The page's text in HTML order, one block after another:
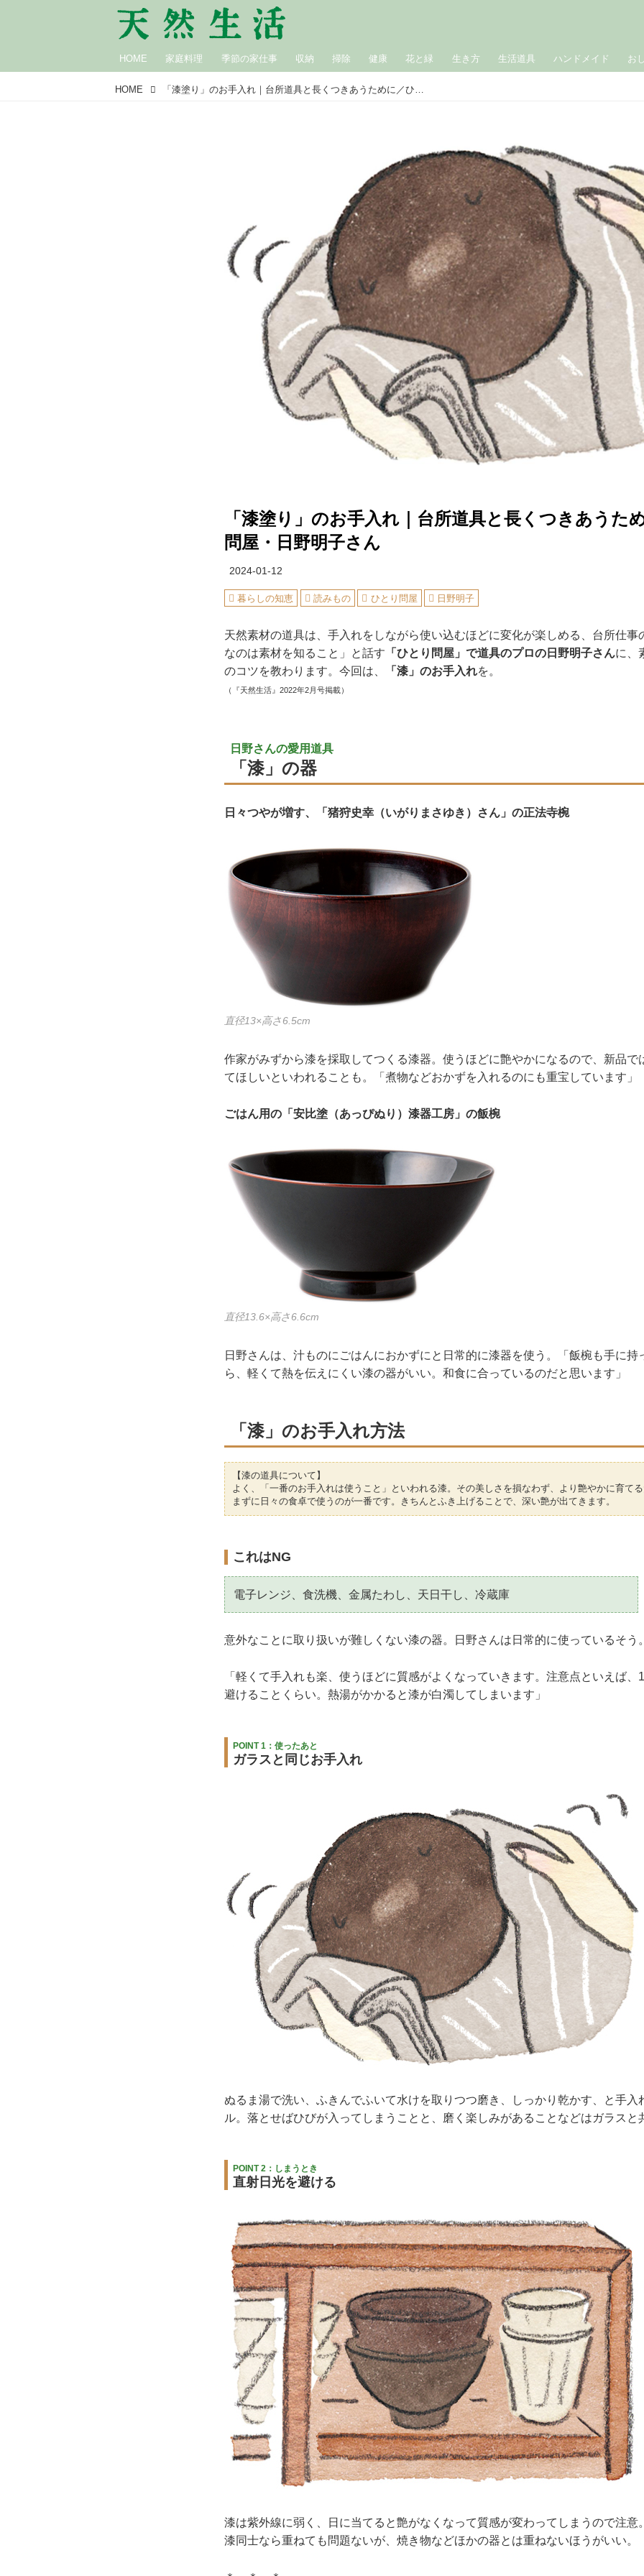
HOME 家庭料理 季節の家仕事 収納 掃除 健康 花と緑 生き方 生活道具 ハンドメイド お
HOME 「漆塗り」のお手入れ｜台所道具と長くつきあうために／ひとり問屋・日野明子さん
「漆塗り」のお手入れ｜台所道具と長くつきあうた
問屋・日野明子さん
2024-01-12
暮らしの知恵 読みもの ひとり問屋 日野明子
天然素材の道具は、手入れをしながら使い込むほどに変化が楽しめる、台所仕事
なのは素材を知ること」と話す 「ひとり問屋」で道具のプロの日野明子さんに、
のコツを教わります。今回は、
「漆」のお手入れを。
（『天然生活』2022年2月号掲載）
日野さんの愛用道具
「漆」の器
日々つやが増す、「猪狩史幸（いがりまさゆき）さん」の正法寺椀
直径13×高さ6.5cm
作家がみずから漆を採取してつくる漆器。使うほどに艶やかになるので、新品で
てほしいといわれることも。「煮物などおかずを入れるのにも重宝しています」
ごはん用の「安比塗（あっぴぬり）漆器工房」の飯椀
直径13.6×高さ6.6cm
日野さんは、汁ものにごはんにおかずにと日常的に漆器を使う。「飯椀も手に持
ら、軽くて熱を伝えにくい漆の器がいい。和食に合っているのだと思います」
「漆」のお手入れ方法
【漆の道具について】
よく、「一番のお手入れは使うこと」といわれる漆。その美しさを損なわず、より艶やかに育て
まずに日々の食卓で使うのが一番です。きちんとふき上げることで、深い艶が出てきます。
これはNG
電子レンジ、食洗機、金属たわし、天日干し、冷蔵庫
意外なことに取り扱いが難しくない漆の器。日野さんは日常的に使っているそう。
「軽くて手入れも楽、使うほどに質感がよくなっていきます。注意点といえば
避けることくらい。熱湯がかかると漆が白濁してしまいます」
POINT 1：使ったあと
ガラスと同じお手入れ
ぬるま湯で洗い、ふきんでふいて水けを取りつつ磨き、しっかり乾かす、と手入
ル。落とせばひびが入ってしまうことと、磨く楽しみがあることなどはガラスと
POINT 2：しまうとき
直射日光を避ける
漆は紫外線に弱く、日に当てると艶がなくなって質感が変わってしまうので注意
漆同士なら重ねても問題ないが、焼き物などほかの器とは重ねないほうがいい。